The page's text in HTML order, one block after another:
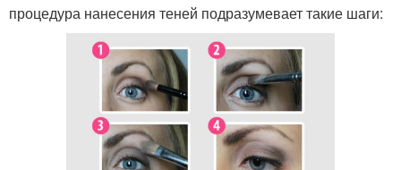
процедура нанесения теней подразумевает такие шаги: